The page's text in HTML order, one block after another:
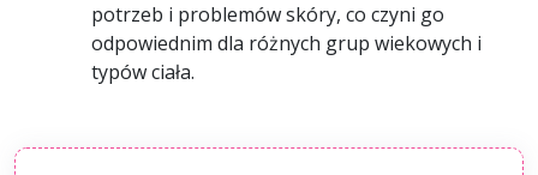
potrzeb i problemów skóry, co czyni go
odpowiednim dla różnych grup wiekowych i
typów ciała.